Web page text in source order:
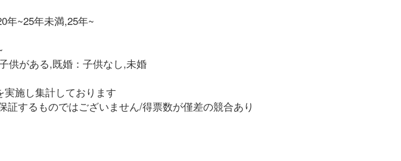
年~25年未満,25年~
供がある,既婚：子供なし,未婚
施し集計しております
するものではございません/得票数が僅差の競合あり